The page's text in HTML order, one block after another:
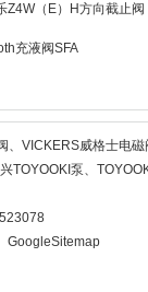
Z4W（E）H方向截止阀
充液阀SFA
、VICKERS威格士电磁
TOYOOKI泵、
GoogleSitemap